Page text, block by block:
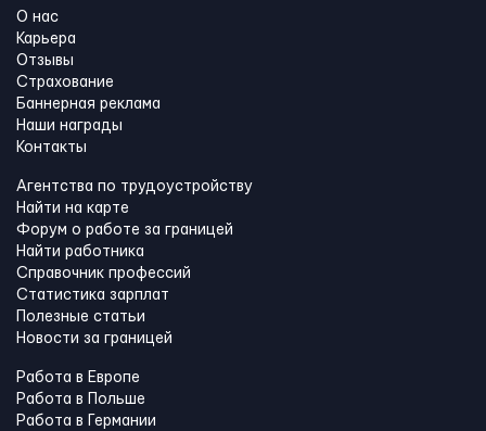
О нас
Карьера
Отзывы
Страхование
Баннерная реклама
Наши награды
Контакты
Агентства по трудоустройству
Найти на карте
Форум о работе за границей
Найти работника
Справочник профессий
Статистика зарплат
Полезные статьи
Новости за границей
Работа в Европе
Работа в Польше
Работа в Германии